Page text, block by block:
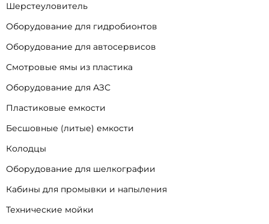
Шерстеуловитель
Оборудование для гидробионтов
Оборудование для автосервисов
Смотровые ямы из пластика
Оборудование для АЗС
Пластиковые емкости
Бесшовные (литые) емкости
Колодцы
Оборудование для шелкографии
Кабины для промывки и напыления
Технические мойки